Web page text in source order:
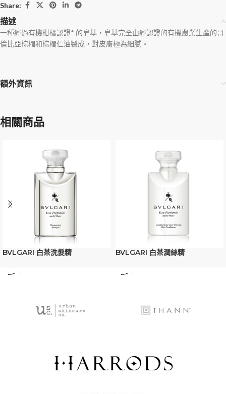
Share:
描述
一種經過有機柑橘認證* 的皂基，皂基完全由經認證的有機農業生產的哥
倫比亞棕櫚和棕櫚仁油製成，對皮膚極為細膩。
額外資訊
相關商品
BVLGARI 白茶洗髮精 BVLGARI 白茶潤絲精